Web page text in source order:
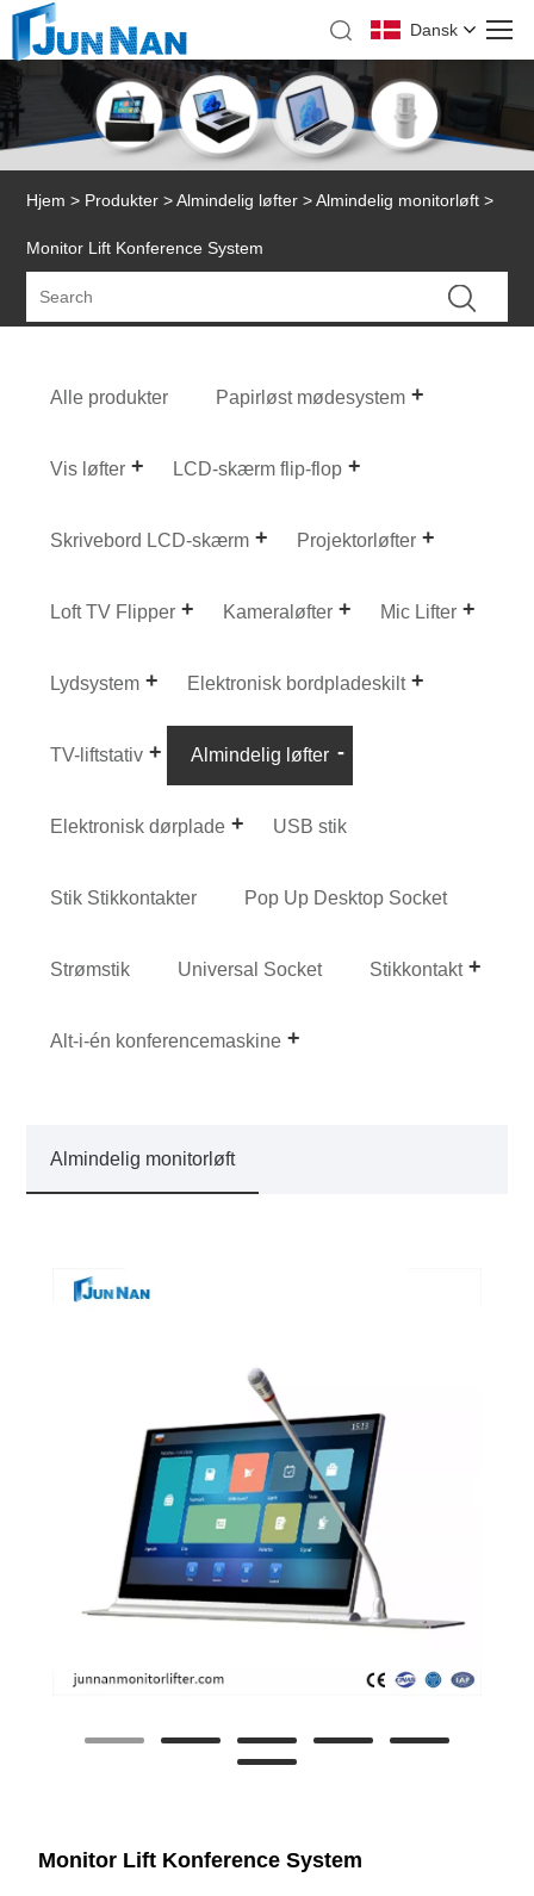
Dansk
Hjem > Produkter >Almindelig løfter >Almindelig monitorløft >
Monitor Lift Konference System
Alle produkter Papirløst mødesystem
Vis løfter LCD-skærm flip-flop
Skrivebord LCD-skærm Projektorløfter
Loft TV Flipper Kameraløfter Mic Lifter
Lydsystem Elektronisk bordpladeskilt
TV-liftstativ Almindelig løfter
Elektronisk dørplade USB stik
Stik Stikkontakter Pop Up Desktop Socket
Strømstik Universal Socket Stikkontakt
Alt-i-én konferencemaskine
Almindelig monitorløft
Monitor Lift Konference System